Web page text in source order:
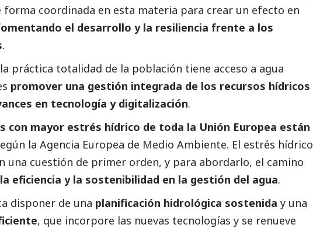
coordinada en esta materia para crear un efecto en
el desarrollo y la resiliencia frente a los
.
práctica totalidad de la población tiene acceso a agua
promover una gestión integrada de los recursos hídricos
en tecnología y digitalización.
con mayor estrés hídrico de toda la Unión Europea están
la Agencia Europea de Medio Ambiente. El estrés hídrico
una cuestión de primer orden, y para abordarlo, el camino
eficiencia y la sostenibilidad en la gestión del agua.
disponer de una planificación hidrológica sostenida y una
, que incorpore las nuevas tecnologías y se renueve